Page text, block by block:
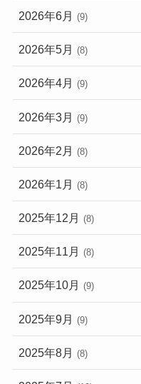
2026年6月 (9)
2026年5月 (8)
2026年4月 (9)
2026年3月 (9)
2026年2月 (8)
2026年1月 (8)
2025年12月 (8)
2025年11月 (8)
2025年10月 (9)
2025年9月 (9)
2025年8月 (8)